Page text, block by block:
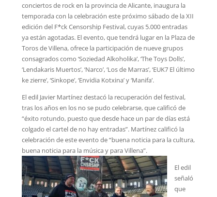
conciertos de rock en la provincia de Alicante, inaugura la
temporada con la celebración este próximo sábado de la XII
edición del F*ck Censorship Festival, cuyas 5.000 entradas
ya están agotadas. El evento, que tendrá lugar en la Plaza de
Toros de Villena, ofrece la participación de nueve grupos
consagrados como ‘Soziedad Alkoholika’, ‘The Toys Dolls’,
‘Lendakaris Muertos’, ‘Narco’, ‘Los de Marras’, ‘EUK7 El último
ke zierre’, ‘Sinkope’, ‘Envidia Kotxina’ y ‘Manifa’.
El edil Javier Martínez destacó la recuperación del festival,
tras los años en los no se pudo celebrarse, que calificó de
“éxito rotundo, puesto que desde hace un par de días está
colgado el cartel de no hay entradas”. Martínez calificó la
celebración de este evento de “buena noticia para la cultura,
buena noticia para la música y para Villena”.
El edil
señaló
que